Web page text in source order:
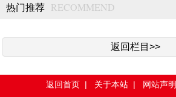
热门推荐 RECOMMEND
返回栏目>>
返回首页 | 关于本站 | 网站声明